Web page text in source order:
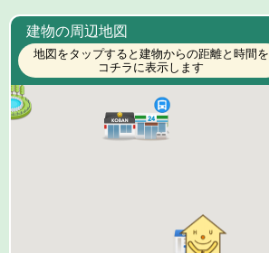
建物の周辺地図
地図をタップすると建物からの距離と時間を
コチラに表示します